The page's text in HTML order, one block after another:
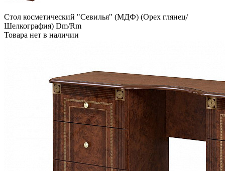
Стол косметический "Севилья" (МДФ) (Орех глянец/
Шелкография) Dm/Rm
Товара нет в наличии